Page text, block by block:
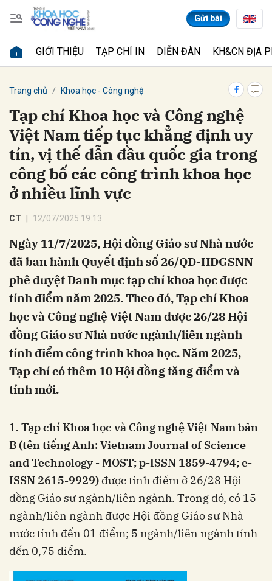
Gửi bài
GIỚI THIỆU TẠP CHÍ IN DIỄN ĐÀN KH&CN ĐỊA
Trang chủ Khoa học - Công nghệ
Tạp chí Khoa học và Công nghệ
Việt Nam tiếp tục khẳng định uy
tín, vị thế dẫn đầu quốc gia trong
công bố các công trình khoa học
ở nhiều lĩnh vực
CT 12/07/2025 19:13
Ngày 11/7/2025, Hội đồng Giáo sư Nhà nước
đã ban hành Quyết định số 26/QĐ-HĐGSNN
phê duyệt Danh mục tạp chí khoa học được
tính điểm năm 2025. Theo đó, Tạp chí Khoa
học và Công nghệ Việt Nam được 26/28 Hội
đồng Giáo sư Nhà nước ngành/liên ngành
tính điểm công trình khoa học. Năm 2025,
Tạp chí có thêm 10 Hội đồng tăng điểm và
tính mới.
1. Tạp chí Khoa học và Công nghệ Việt Nam bản
B (tên tiếng Anh: Vietnam Journal of Science
and Technology - MOST; p-ISSN 1859-4794; e-
ISSN 2615-9929) được tính điểm ở 26/28 Hội
đồng Giáo sư ngành/liên ngành. Trong đó, có 15
ngành/liên ngành được Hội đồng Giáo sư Nhà
nước tính đến 01 điểm; 5 ngành/liên ngành tính
đến 0,75 điểm.
Gửi bình luận